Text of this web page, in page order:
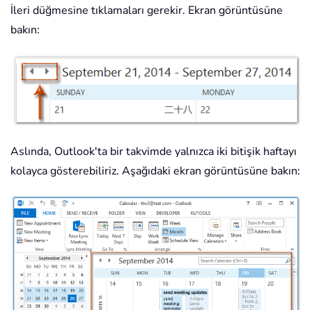
İleri düğmesine tıklamaları gerekir. Ekran görüntüsüne
bakın:
Aslında, Outlook'ta bir takvimde yalnızca iki bitişik haftayı
kolayca gösterebiliriz. Aşağıdaki ekran görüntüsüne bakın: